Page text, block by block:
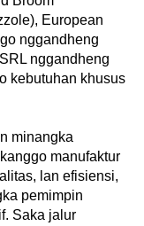
European
nggandheng
nggandheng
kebutuhan khusus
minangka
manufaktur
lan efisiensi,
pemimpin
Saka jalur